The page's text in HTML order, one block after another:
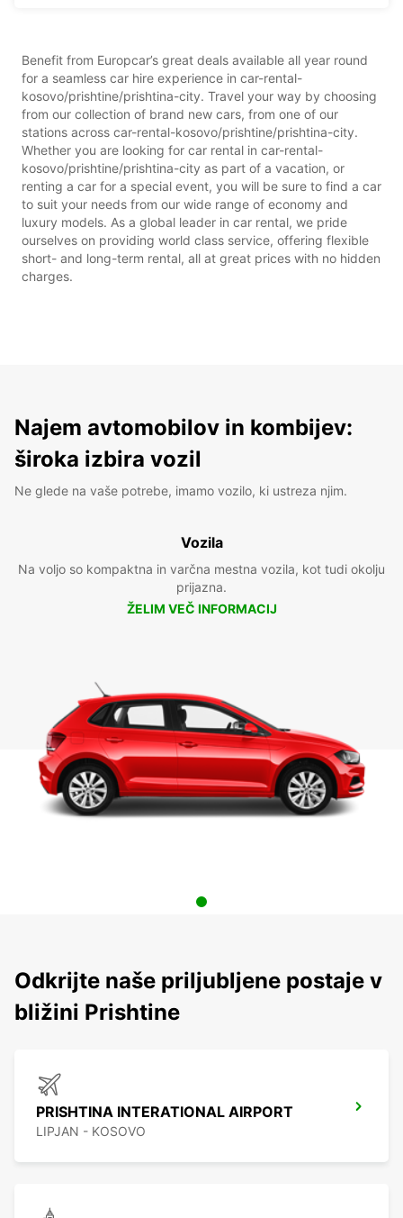
Benefit from Europcar’s great deals available all year round
for a seamless car hire experience in car-rental-
kosovo/prishtine/prishtina-city. Travel your way by choosing
from our collection of brand new cars, from one of our
stations across car-rental-kosovo/prishtine/prishtina-city.
Whether you are looking for car rental in car-rental-
kosovo/prishtine/prishtina-city as part of a vacation, or
renting a car for a special event, you will be sure to find a car
to suit your needs from our wide range of economy and
luxury models. As a global leader in car rental, we pride
ourselves on providing world class service, offering flexible
short- and long-term rental, all at great prices with no hidden
charges.
Najem avtomobilov in kombijev:
široka izbira vozil
Ne glede na vaše potrebe, imamo vozilo, ki ustreza njim.
Vozila
Na voljo so kompaktna in varčna mestna vozila, kot tudi okolju
prijazna.
ŽELIM VEČ INFORMACIJ
Odkrijte naše priljubljene postaje v
bližini Prishtine
PRISHTINA INTERATIONAL AIRPORT
LIPJAN - KOSOVO